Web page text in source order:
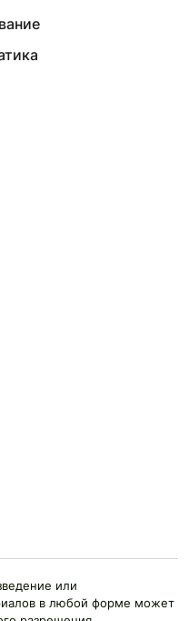
или
в любой форме может